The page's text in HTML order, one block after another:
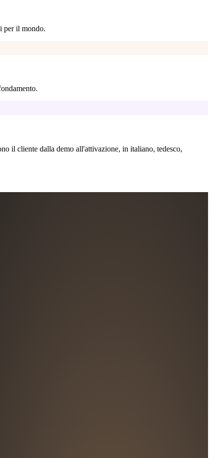
per il mondo.
il cliente dalla demo all'attivazione, in italiano, tedesco,